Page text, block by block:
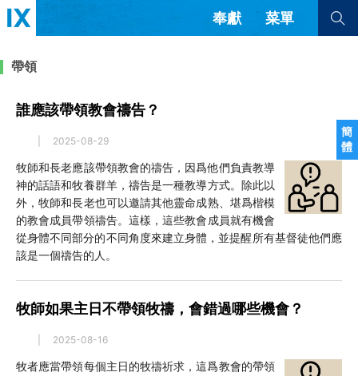
簡
體
奉獻 菜單
文章 書評
教會帶領 解經式講道與神學
福音傳講與宣教
查看全部
查看全部
隱私條款 其他的模式
简体中文 正體中文
英语
西班牙語
烏茲別克語
达里语
波斯語
法語
羅馬尼亞語
波蘭語
越南語
意大利語
德語
韓語
柬埔寨語
帶領
誰應該帶領教會禱告？
2025-08-29
牧師和長老應該帶領教會的禱告，因爲他們負責教導
神的話語和牧養群羊，禱告是一種教導方式。除此以
外，牧師和長老也可以邀請其他靈命成熟、堪爲楷模
的教會成員帶領禱告。這樣，這些教會成員就有機會
從身體不同部分的不同角度來建立身體，並提醒所有基督徒他們應
該是一個禱告的人。
牧師如果主日不帶領牧禱，會錯過哪些機會？
2025-08-16
牧者應當帶領每個主日的牧禱祈求，這爲教會的帶領